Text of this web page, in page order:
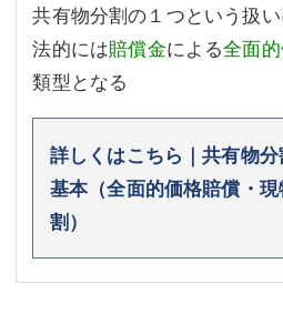
共有物分割の１つという扱
法的には賠償金による全面
類型となる
詳しくはこちら｜共有物
基本（全面的価格賠償・
割）